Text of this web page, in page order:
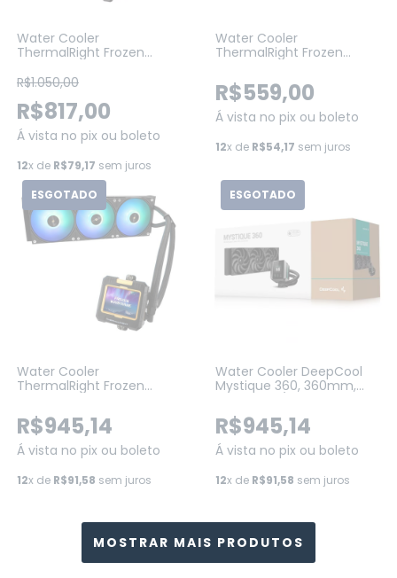
Water Cooler
ThermalRight Frozen
360MM, BRANCO
R$1.050,00
R$817,00
Á vista no pix ou boleto
12x de R$79,17 sem juros
Water Cooler
ThermalRight Frozen
Preto (TL-M12)
R$559,00
Á vista no pix ou boleto
12x de R$54,17 sem juros
ESGOTADO
Water Cooler
ThermalRight Frozen
420MM, PRETO
R$945,14
Á vista no pix ou boleto
12x de R$91,58 sem juros
ESGOTADO
Water Cooler DeepCool
Mystique 360, 360mm,
Black (R-LX750-BKDSNMP-
G-1)
R$945,14
Á vista no pix ou boleto
12x de R$91,58 sem juros
MOSTRAR MAIS PRODUTOS